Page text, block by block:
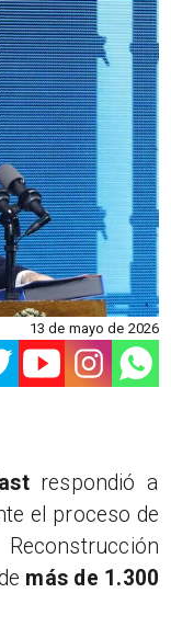
13 de mayo de 2026
respondió a
el proceso de
más de 1.300